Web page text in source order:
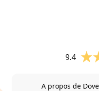
9.4
A propos de